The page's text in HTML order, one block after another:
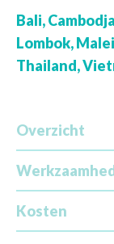
Bali,
Lombok,
Thailand,
Overzicht
Kosten